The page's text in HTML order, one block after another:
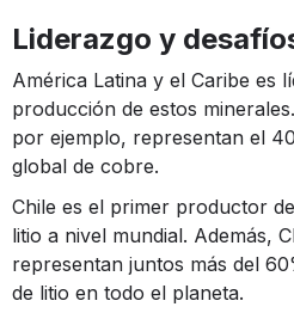
Liderazgo y
América Latina y el Caribe es
producción de estos
por ejemplo, representan el
global de cobre.
Chile es el primer productor
litio a nivel mundial. Además,
representan juntos más del
de litio en todo el planeta.